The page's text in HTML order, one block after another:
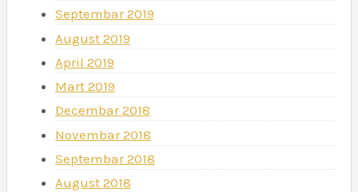
Septembar 2019
August 2019
April 2019
Mart 2019
Decembar 2018
Novembar 2018
Septembar 2018
August 2018